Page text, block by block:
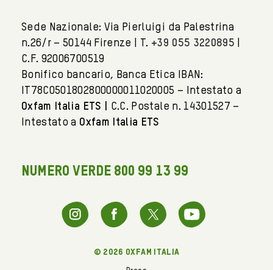
Sede Nazionale: Via Pierluigi da Palestrina
n.26/r – 50144 Firenze | T. +39 055 3220895
C.F. 92006700519
Bonifico bancario, Banca Etica IBAN:
IT78C0501802800000011020005 – Intestato a
Oxfam Italia ETS | C.C. Postale n. 14301527 –
Intestato a Oxfam Italia ETS
NUMERO VERDE 800 99 13 99
© 2026 oxfam italia